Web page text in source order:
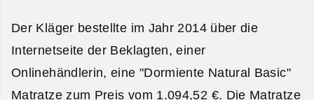
Der Kläger bestellte im Jahr 2014 über die
Internetseite der Beklagten, einer
Onlinehändlerin, eine "Dormiente Natural Basic"
Matratze zum Preis vom 1.094,52 €. Die Matratze